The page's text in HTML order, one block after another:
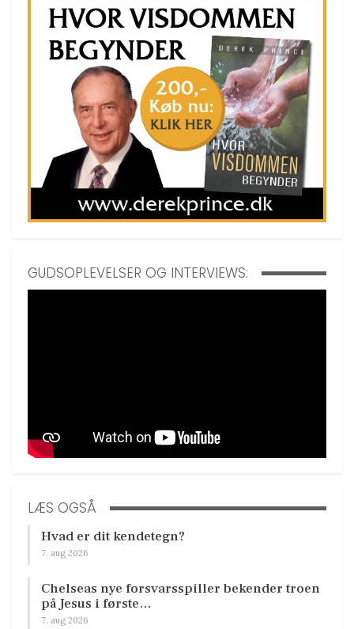
GUDSOPLEVELSER OG INTERVIEWS:
LÆS OGSÅ
Hvad er dit kendetegn?
7. aug 2026
Chelseas nye forsvarsspiller bekender troen
på Jesus i første…
7. aug 2026